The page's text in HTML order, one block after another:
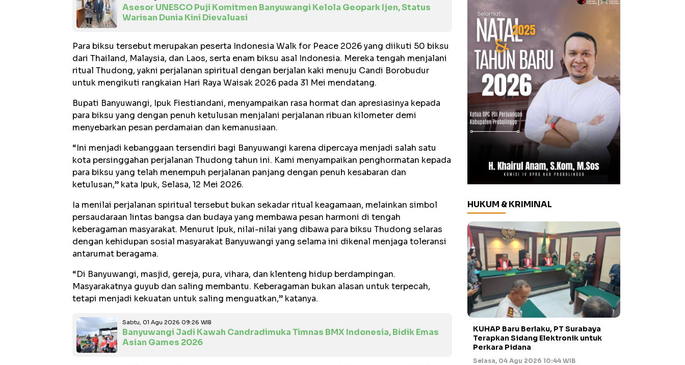
Asesor UNESCO Puji Komitmen Banyuwangi Kelola Geopark Ijen, Status
Warisan Dunia Kini Dievaluasi
Para biksu tersebut merupakan peserta Indonesia Walk for Peace 2026 yang diikuti 50 biksu
dari Thailand, Malaysia, dan Laos, serta enam biksu asal Indonesia. Mereka tengah menjalani
ritual Thudong, yakni perjalanan spiritual dengan berjalan kaki menuju Candi Borobudur
untuk mengikuti rangkaian Hari Raya Waisak 2026 pada 31 Mei mendatang.
Bupati Banyuwangi, Ipuk Fiestiandani, menyampaikan rasa hormat dan apresiasinya kepada
para biksu yang dengan penuh ketulusan menjalani perjalanan ribuan kilometer demi
menyebarkan pesan perdamaian dan kemanusiaan.
“Ini menjadi kebanggaan tersendiri bagi Banyuwangi karena dipercaya menjadi salah satu
kota persinggahan perjalanan Thudong tahun ini. Kami menyampaikan penghormatan kepada
para biksu yang telah menempuh perjalanan panjang dengan penuh kesabaran dan
ketulusan,” kata Ipuk, Selasa, 12 Mei 2026.
Ia menilai perjalanan spiritual tersebut bukan sekadar ritual keagamaan, melainkan simbol
persaudaraan lintas bangsa dan budaya yang membawa pesan harmoni di tengah
keberagaman masyarakat. Menurut Ipuk, nilai-nilai yang dibawa para biksu Thudong selaras
dengan kehidupan sosial masyarakat Banyuwangi yang selama ini dikenal menjaga toleransi
antarumat beragama.
“Di Banyuwangi, masjid, gereja, pura, vihara, dan klenteng hidup berdampingan.
Masyarakatnya guyub dan saling membantu. Keberagaman bukan alasan untuk terpecah,
tetapi menjadi kekuatan untuk saling menguatkan,” katanya.
Sabtu, 01 Agu 2026 09:26 WIB
Banyuwangi Jadi Kawah Candradimuka Timnas BMX Indonesia, Bidik Emas
Asian Games 2026
HUKUM & KRIMINAL
KUHAP Baru Berlaku, PT Surabaya
Terapkan Sidang Elektronik untuk
Perkara Pidana
Selasa, 04 Agu 2026 10:44 WIB